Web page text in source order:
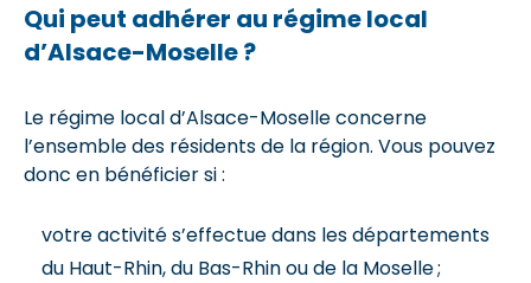
Qui peut adhérer au régime local
d’Alsace-Moselle ?
Le régime local d’Alsace-Moselle concerne
l’ensemble des résidents de la région. Vous pouvez
donc en bénéficier si :
votre activité s’effectue dans les départements
du Haut-Rhin, du Bas-Rhin ou de la Moselle ;